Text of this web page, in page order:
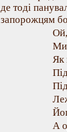
де тоді
запорожцям
Ой,
Як
А